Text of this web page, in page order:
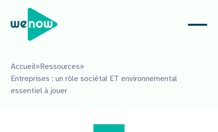
Accueil»Ressources»
Entreprises : un rôle sociétal ET environnemental
essentiel à jouer